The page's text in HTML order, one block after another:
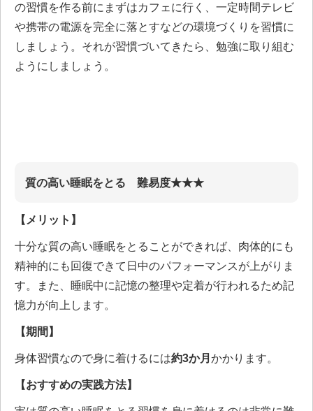
の習慣を作る前にまずはカフェに行く、一定時間テレビ
や携帯の電源を完全に落とすなどの環境づくりを習慣に
しましょう。それが習慣づいてきたら、勉強に取り組む
ようにしましょう。
質の高い睡眠をとる 難易度★★★
【メリット】
十分な質の高い睡眠をとることができれば、肉体的にも
精神的にも回復できて日中のパフォーマンスが上がりま
す。また、睡眠中に記憶の整理や定着が行われるため記
憶力が向上します。
【期間】
身体習慣なので身に着けるには約3か月 かかります。
【おすすめの実践方法】